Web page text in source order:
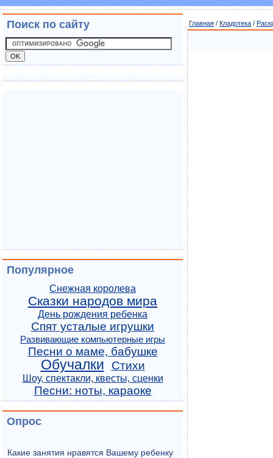
Главная / Кладотека /
Поиск по сайту
Популярное
Снежная королева
Сказки народов мира
День рождения ребенка
Спят усталые игрушки
Развивающие компьютерные игры
Песни о маме, бабушке
Обучалки Стихи
Шоу, спектакли, квесты, сценки
Песни: ноты, караоке
Опрос
Какие занятия нравятся Вашему ребенку